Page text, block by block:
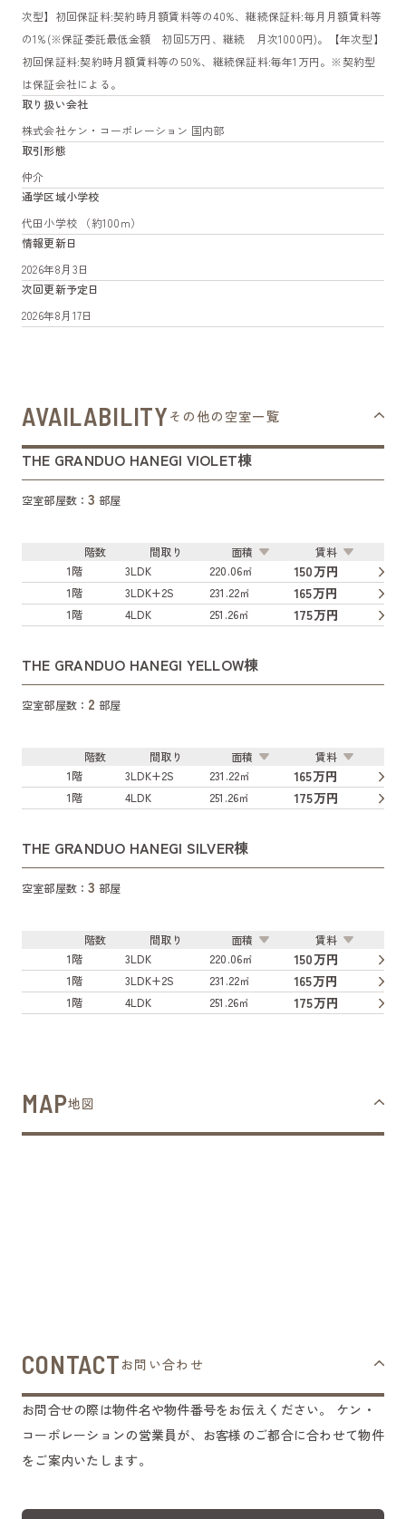
次型】初回保証料:契約時月額賃料等の40%、継続保証料:毎月月額賃料等
の1%(※保証委託最低金額 初回5万円、継続 月次1000円)。【年次型】
初回保証料:契約時月額賃料等の50%、継続保証料:毎年1万円。※契約型
は保証会社による。
取り扱い会社
株式会社ケン・コーポレーション 国内部
取引形態
仲介
通学区域小学校
代田小学校 （約100m）
情報更新日
2026年8月3日
次回更新予定日
2026年8月17日
AVAILABILITY その他の空室一覧
THE GRANDUO HANEGI VIOLET棟
空室部屋数：3 部屋
階数 間取り 面積
賃料
1階
3LDK 220.06㎡ 150万円
1階 3LDK+2S 231.22㎡ 165万円
1階 4LDK 251.26㎡ 175万円
THE GRANDUO HANEGI YELLOW棟
空室部屋数： 2 部屋
階数 間取り 面積
賃料
1階
3LDK+2S 231.22㎡ 165万円
1階 4LDK 251.26㎡ 175万円
THE GRANDUO HANEGI SILVER棟
空室部屋数：3 部屋
階数 間取り 面積
賃料
1階
3LDK 220.06㎡ 150万円
1階 3LDK+2S 231.22㎡ 165万円
1階 4LDK 251.26㎡ 175万円
MAP地図
CONTACT お問い合わせ
お問合せの際は物件名や物件番号をお伝えください。
ケン・
コーポレーションの営業員が、お客様のご都合に合わせて物件
をご案内いたします。